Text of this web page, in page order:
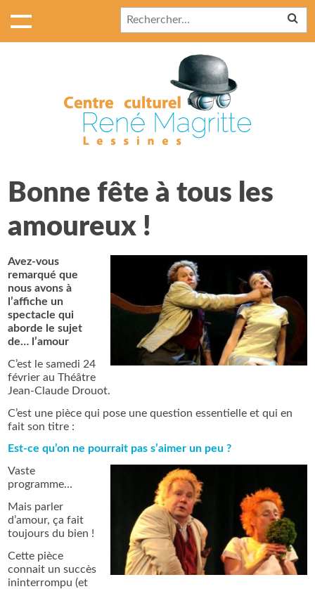
Bonne fête à tous les
amoureux !
Avez-vous
remarqué que
nous avons à
l’affiche un
spectacle qui
aborde le sujet
de… l’amour
C’est le samedi 24
février au Théâtre
Jean-Claude Drouot.
C’est une pièce qui pose une question essentielle et qui en
fait son titre :
Est-ce qu’on ne pourrait pas s’aimer un peu ?
Vaste
programme…
Mais parler
d’amour, ça fait
toujours du bien !
Cette pièce
connait un succès
ininterrompu (et